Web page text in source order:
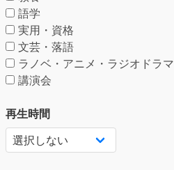
語学
実用・資格
文芸・落語
ラノベ・アニメ・ラジオドラマ
講演会
再生時間